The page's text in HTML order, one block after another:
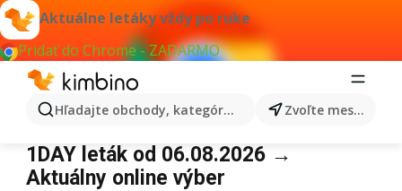
Aktuálne letáky vždy po ruke
Pridať do Chrome - ZADARMO
Hľadajte obchody, kategórie, produkty... Zvoľte mesto
1day
1DAY leták od 06.08.2026 →
Aktuálny online výber